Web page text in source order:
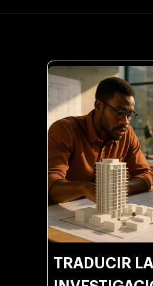
TRADUCIR LA